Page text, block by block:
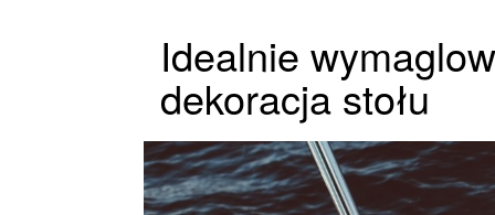
Idealnie
dekoracja stołu